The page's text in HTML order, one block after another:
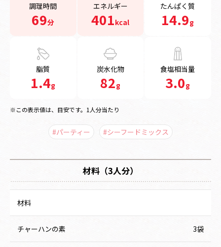
調理時間
69分
エネルギー
401kcal
たんぱく質
14.9g
脂質
1.4g
炭水化物
82g
食塩相当量
3.0g
※この表示値は、目安です。1人分当たり
#パーティー #シーフードミックス
材料（3人分）
材料
チャーハンの素 3袋